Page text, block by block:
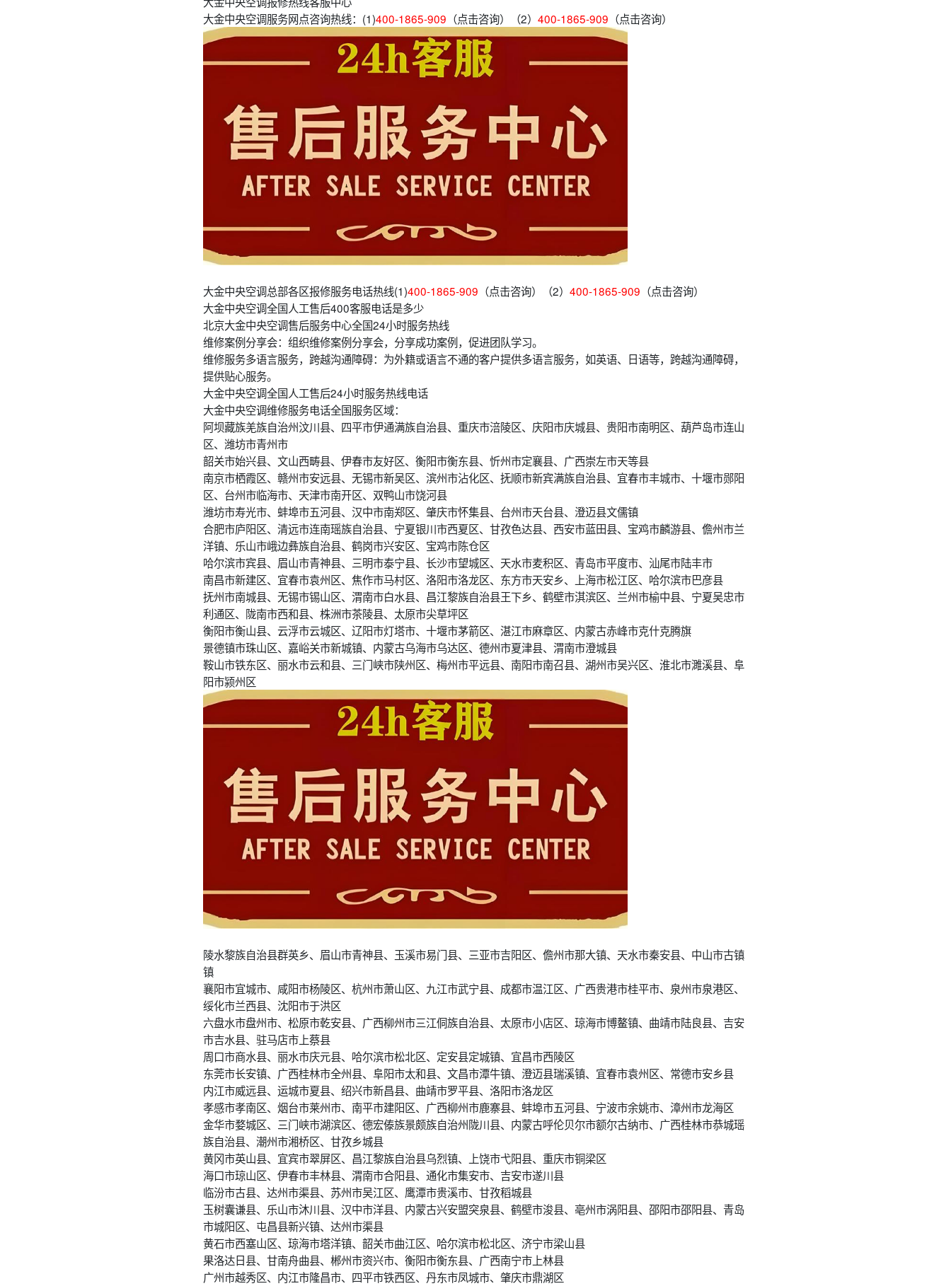
大金中央空调服务网点咨询热线：(1)400-1865-909 （点击咨询）（2） 400-1865-909 （点击咨询）
大金中央空调总部各区报修服务电话热线(1)400-1865-909 （点击咨询）（2） 400-1865-909 （点击咨询）
大金中央空调全国人工售后400客服电话是多少
北京大金中央空调售后服务中心全国24小时服务热线
维修案例分享会：组织维修案例分享会，分享成功案例，促进团队学习。
维修服务多语言服务，跨越沟通障碍：为外籍或语言不通的客户提供多语言服务，如英语、日语等，跨越沟通障碍，
提供贴心服务。
大金中央空调全国人工售后24小时服务热线电话
大金中央空调维修服务电话全国服务区域：
阿坝藏族羌族自治州汶川县、四平市伊通满族自治县、重庆市涪陵区、庆阳市庆城县、贵阳市南明区、葫芦岛市连山
区、潍坊市青州市
韶关市始兴县、文山西畴县、伊春市友好区、衡阳市衡东县、忻州市定襄县、广西崇左市天等县
南京市栖霞区、赣州市安远县、无锡市新吴区、滨州市沾化区、抚顺市新宾满族自治县、宜春市丰城市、十堰市郧阳
区、台州市临海市、天津市南开区、双鸭山市饶河县
潍坊市寿光市、蚌埠市五河县、汉中市南郑区、肇庆市怀集县、台州市天台县、澄迈县文儒镇
合肥市庐阳区、清远市连南瑶族自治县、宁夏银川市西夏区、甘孜色达县、西安市蓝田县、宝鸡市麟游县、儋州市兰
洋镇、乐山市峨边彝族自治县、鹤岗市兴安区、宝鸡市陈仓区
哈尔滨市宾县、眉山市青神县、三明市泰宁县、长沙市望城区、天水市麦积区、青岛市平度市、汕尾市陆丰市
南昌市新建区、宜春市袁州区、焦作市马村区、洛阳市洛龙区、东方市天安乡、上海市松江区、哈尔滨市巴彦县
抚州市南城县、无锡市锡山区、渭南市白水县、昌江黎族自治县王下乡、鹤壁市淇滨区、兰州市榆中县、宁夏吴忠市
利通区、陇南市西和县、株洲市茶陵县、太原市尖草坪区
衡阳市衡山县、云浮市云城区、辽阳市灯塔市、十堰市茅箭区、湛江市麻章区、内蒙古赤峰市克什克腾旗
景德镇市珠山区、嘉峪关市新城镇、内蒙古乌海市乌达区、德州市夏津县、渭南市澄城县
鞍山市铁东区、丽水市云和县、三门峡市陕州区、梅州市平远县、南阳市南召县、湖州市吴兴区、淮北市濉溪县、阜
阳市颍州区
陵水黎族自治县群英乡、眉山市青神县、玉溪市易门县、三亚市吉阳区、儋州市那大镇、天水市秦安县、中山市古镇
镇
襄阳市宜城市、咸阳市杨陵区、杭州市萧山区、九江市武宁县、成都市温江区、广西贵港市桂平市、泉州市泉港区、
绥化市兰西县、沈阳市于洪区
六盘水市盘州市、松原市乾安县、广西柳州市三江侗族自治县、太原市小店区、琼海市博鳌镇、曲靖市陆良县、吉安
市吉水县、驻马店市上蔡县
周口市商水县、丽水市庆元县、哈尔滨市松北区、定安县定城镇、宜昌市西陵区
东莞市长安镇、广西桂林市全州县、阜阳市太和县、文昌市潭牛镇、澄迈县瑞溪镇、宜春市袁州区、常德市安乡县
内江市威远县、运城市夏县、绍兴市新昌县、曲靖市罗平县、洛阳市洛龙区
孝感市孝南区、烟台市莱州市、南平市建阳区、广西柳州市鹿寨县、蚌埠市五河县、宁波市余姚市、漳州市龙海区
金华市婺城区、三门峡市湖滨区、德宏傣族景颇族自治州陇川县、内蒙古呼伦贝尔市额尔古纳市、广西桂林市恭城瑶
族自治县、潮州市湘桥区、甘孜乡城县
黄冈市英山县、宜宾市翠屏区、昌江黎族自治县乌烈镇、上饶市弋阳县、重庆市铜梁区
海口市琼山区、伊春市丰林县、渭南市合阳县、通化市集安市、吉安市遂川县
临汾市古县、达州市渠县、苏州市吴江区、鹰潭市贵溪市、甘孜稻城县
玉树囊谦县、乐山市沐川县、汉中市洋县、内蒙古兴安盟突泉县、鹤壁市浚县、亳州市涡阳县、邵阳市邵阳县、青岛
市城阳区、屯昌县新兴镇、达州市渠县
黄石市西塞山区、琼海市塔洋镇、韶关市曲江区、哈尔滨市松北区、济宁市梁山县
果洛达日县、甘南舟曲县、郴州市资兴市、衡阳市衡东县、广西南宁市上林县
广州市越秀区、内江市隆昌市、四平市铁西区、丹东市凤城市、肇庆市鼎湖区